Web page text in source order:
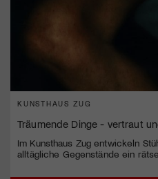
KUNSTHAUS ZUG
Träumende Dinge - vertraut
Im Kunsthaus Zug entwickeln
alltägliche Gegenstände ein